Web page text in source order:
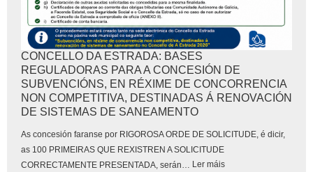
CONCELLO DA ESTRADA: BASES
REGULADORAS PARA A CONCESIÓN DE
SUBVENCIÓNS, EN RÉXIME DE CONCORRENCIA
NON COMPETITIVA, DESTINADAS Á RENOVACIÓN
DE SISTEMAS DE SANEAMENTO
As concesión faranse por RIGOROSA ORDE DE SOLICITUDE, é dicir,
as 100 PRIMEIRAS QUE REXISTREN A SOLICITUDE
CORRECTAMENTE PRESENTADA, serán… Ler máis